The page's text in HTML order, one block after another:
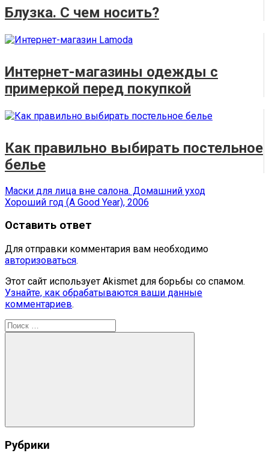
Блузка. С чем носить?
Интернет-магазины одежды с
примеркой перед покупкой
Как правильно выбирать постельное
белье
Навигация
по
записям
Предыдущая
запись:
Маски для лица вне салона. Домашний уход
Следующая
Хороший год (A Good Year), 2006
Оставить ответ
Для отправки комментария вам необходимо
авторизоваться.
Этот сайт использует Akismet для борьбы со спамом.
Узнайте, как обрабатываются ваши данные
комментариев.
Поиск
для:
Поиск
Рубрики